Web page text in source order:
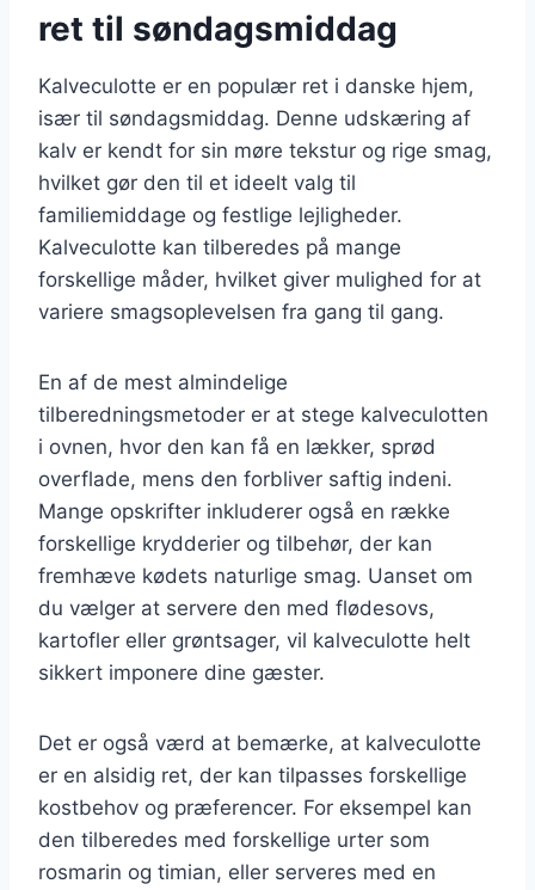
ret til søndagsmiddag
Kalveculotte er en populær ret i danske hjem,
især til søndagsmiddag. Denne udskæring af
kalv er kendt for sin møre tekstur og rige smag,
hvilket gør den til et ideelt valg til
familiemiddage og festlige lejligheder.
Kalveculotte kan tilberedes på mange
forskellige måder, hvilket giver mulighed for at
variere smagsoplevelsen fra gang til gang.
En af de mest almindelige
tilberedningsmetoder er at stege kalveculotten
i ovnen, hvor den kan få en lækker, sprød
overflade, mens den forbliver saftig indeni.
Mange opskrifter inkluderer også en række
forskellige krydderier og tilbehør, der kan
fremhæve kødets naturlige smag. Uanset om
du vælger at servere den med flødesovs,
kartofler eller grøntsager, vil kalveculotte helt
sikkert imponere dine gæster.
Det er også værd at bemærke, at kalveculotte
er en alsidig ret, der kan tilpasses forskellige
kostbehov og præferencer. For eksempel kan
den tilberedes med forskellige urter som
rosmarin og timian, eller serveres med en